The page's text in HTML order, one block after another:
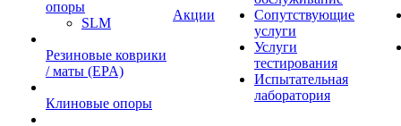
опоры
SLM
Резиновые коврики
/ маты (EPA)
Клиновые опоры
Акции
Сопутствующие
услуги
Услуги
тестирования
Испытательная
лаборатория